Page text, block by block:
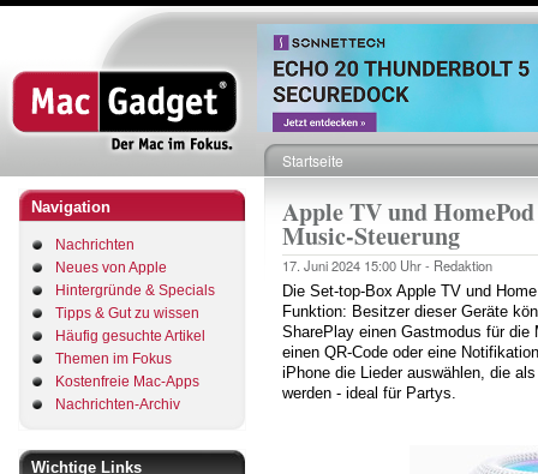
Direkt
zum
Inhalt
Navigation
Nachrichten
Neues von Apple
Hintergründe & Specials
Tipps & Gut zu wissen
Häufig gesuchte Artikel
Themen im Fokus
Kostenfreie Mac-Apps
Nachrichten-Archiv
Wichtige Links
Pfadnavigation
Startseite
Apple TV und
Music-Steuerung
17. Juni 2024 15:00 Uhr - Redaktion
Die Set-top-Box Apple TV und
Funktion: Besitzer dieser Geräte
SharePlay einen Gastmodus für die
einen QR-Code oder eine
iPhone die Lieder auswählen, die
werden - ideal für Partys.